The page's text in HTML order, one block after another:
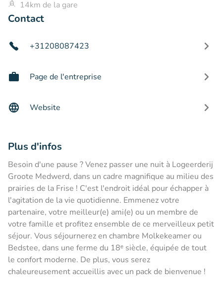
14km de la gare
Contact
+31208087423
Page de l'entreprise
Website
Plus d'infos
Besoin d'une pause ? Venez passer une nuit à Logeerderij
Groote Medwerd, dans un cadre magnifique au milieu des
prairies de la Frise ! C'est l'endroit idéal pour échapper à
l'agitation de la vie quotidienne. Emmenez votre
partenaire, votre meilleur(e) ami(e) ou un membre de
votre famille et profitez ensemble de ce merveilleux petit
séjour. Vous séjournerez en chambre Molkekeamer ou
Bedstee, dans une ferme du 18ᵉ siècle, équipée de tout
le confort moderne. De plus, vous serez
chaleureusement accueillis avec un pack de bienvenue !